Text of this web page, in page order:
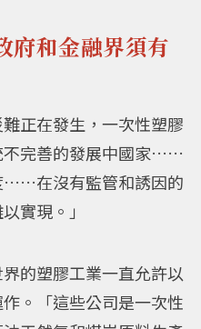
府和金融界須有
正在發生，一次性塑膠
不完善的發展中國家……
……在沒有監管和誘因的
實現。」
的塑膠工業一直允許以
。「這些公司是一次性